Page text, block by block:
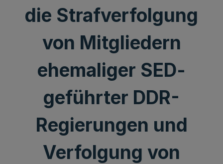
die Strafverfolgung
von Mitgliedern
ehemaliger SED-
geführter DDR-
Regierungen und
Verfolgung von